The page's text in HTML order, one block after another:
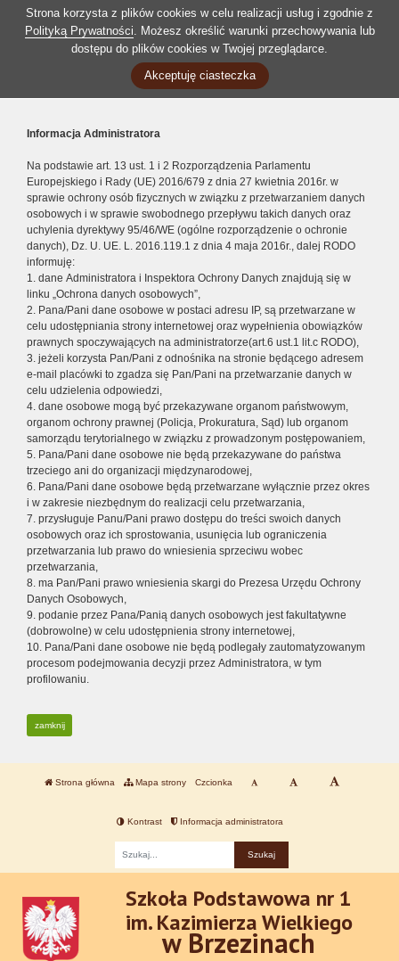
Strona korzysta z plików cookies w celu realizacji usług i zgodnie z
Polityką Prywatności. Możesz określić warunki przechowywania lub
dostępu do plików cookies w Twojej przeglądarce.
Akceptuję ciasteczka
Informacja Administratora
Na podstawie art. 13 ust. 1 i 2 Rozporządzenia Parlamentu
Europejskiego i Rady (UE) 2016/679 z dnia 27 kwietnia 2016r. w
sprawie ochrony osób fizycznych w związku z przetwarzaniem danych
osobowych i w sprawie swobodnego przepływu takich danych oraz
uchylenia dyrektywy 95/46/WE (ogólne rozporządzenie o ochronie
danych), Dz. U. UE. L. 2016.119.1 z dnia 4 maja 2016r., dalej RODO
informuję:
1. dane Administratora i Inspektora Ochrony Danych znajdują się w
linku „Ochrona danych osobowych”,
2. Pana/Pani dane osobowe w postaci adresu IP, są przetwarzane w
celu udostępniania strony internetowej oraz wypełnienia obowiązków
prawnych spoczywających na administratorze(art.6 ust.1 lit.c RODO),
3. jeżeli korzysta Pan/Pani z odnośnika na stronie będącego adresem
e-mail placówki to zgadza się Pan/Pani na przetwarzanie danych w
celu udzielenia odpowiedzi,
4. dane osobowe mogą być przekazywane organom państwowym,
organom ochrony prawnej (Policja, Prokuratura, Sąd) lub organom
samorządu terytorialnego w związku z prowadzonym postępowaniem,
5. Pana/Pani dane osobowe nie będą przekazywane do państwa
trzeciego ani do organizacji międzynarodowej,
6. Pana/Pani dane osobowe będą przetwarzane wyłącznie przez okres
i w zakresie niezbędnym do realizacji celu przetwarzania,
7. przysługuje Panu/Pani prawo dostępu do treści swoich danych
osobowych oraz ich sprostowania, usunięcia lub ograniczenia
przetwarzania lub prawo do wniesienia sprzeciwu wobec
przetwarzania,
8. ma Pan/Pani prawo wniesienia skargi do Prezesa Urzędu Ochrony
Danych Osobowych,
9. podanie przez Pana/Panią danych osobowych jest fakultatywne
(dobrowolne) w celu udostępnienia strony internetowej,
10. Pana/Pani dane osobowe nie będą podlegały zautomatyzowanym
procesom podejmowania decyzji przez Administratora, w tym
profilowaniu.
zamknij
Strona główna Mapa strony Czcionka
Kontrast Informacja administratora
Szkoła Podstawowa nr 1
im. Kazimierza Wielkiego
w Brzezinach